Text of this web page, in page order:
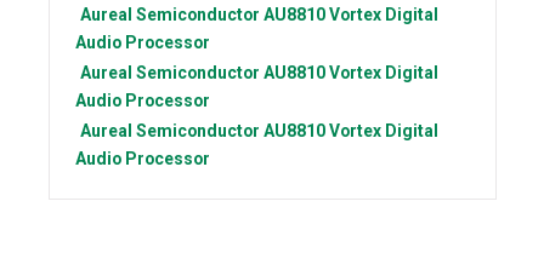
Aureal Semiconductor AU8810 Vortex Digital
Audio Processor
Aureal Semiconductor AU8810 Vortex Digital
Audio Processor
Aureal Semiconductor AU8810 Vortex Digital
Audio Processor